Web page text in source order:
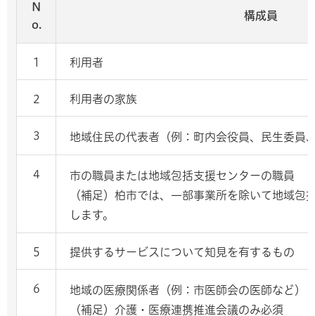
N
o.
構成員
1 利用者
2 利用者の家族
3 地域住民の代表者（例：町内会役員、民生委員
4
市の職員または地域包括支援センターの職員
（補足）柏市では、一部事業所を除いて地域包
します。
5 提供するサービスについて知見を有するもの
6
地域の医療関係者（例：市医師会の医師など）
（補足）介護・医療連携推進会議のみ必須